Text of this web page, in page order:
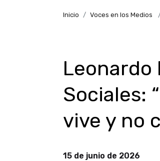
Inicio Voces en los Medios
Leonardo
Sociales:
vive y no
15 de junio de 2026